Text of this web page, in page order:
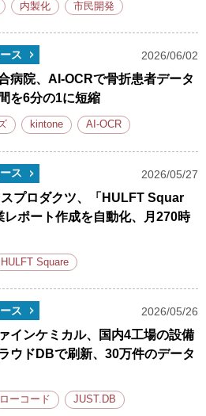
内製化 市民開発
ス 2026/06/02
病院、AI-OCRで骨折患者データ
を6分の1に短縮
kintone AI-OCR
ス 2026/05/27
プロダクツ、「HULFT Squar
レポート作成を自動化、月270時
HULFT Square
ス 2026/05/26
インケミカル、国内4工場の設備
ウドDBで刷新、30万件のデータ
ローコード JUST.DB